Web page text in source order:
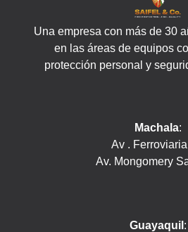
Una empresa con más de 30
en las áreas de equipos
protección personal y
Machala:
Av .
Av. Mongomery
Guayaquil :